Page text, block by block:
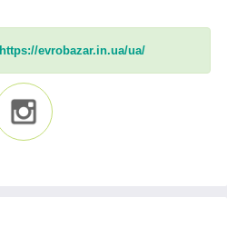
https://evrobazar.in.ua/ua/